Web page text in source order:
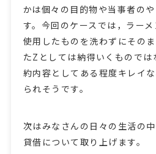
かは個々の目的物や当事者の
す。今回のケースでは，ラー
使用したものを洗わずにその
たZとしては納得いくもので
約内容としてある程度キレイ
られそうです。
次はみなさんの日々の生活の
貸借について取り上げます。